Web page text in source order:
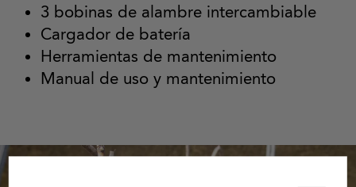
3 bobinas de alambre intercambiable
Cargador de batería
Herramientas de mantenimiento
Manual de uso y mantenimiento